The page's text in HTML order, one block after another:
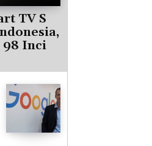
TV S
98 Inci